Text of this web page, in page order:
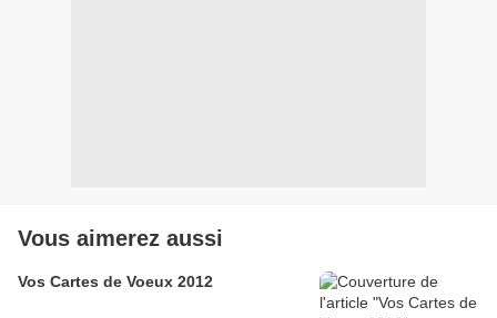
Vous aimerez aussi
Vos Cartes de Voeux 2012